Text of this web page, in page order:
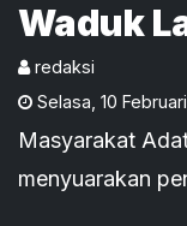
Waduk
redaksi
Selasa 10
Masyarakat
menyuarakan